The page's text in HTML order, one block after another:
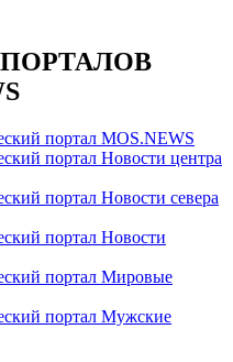
портал MOS.NEWS
портал Новости центра
портал Новости севера
портал Новости
портал Мировые
портал Мужские